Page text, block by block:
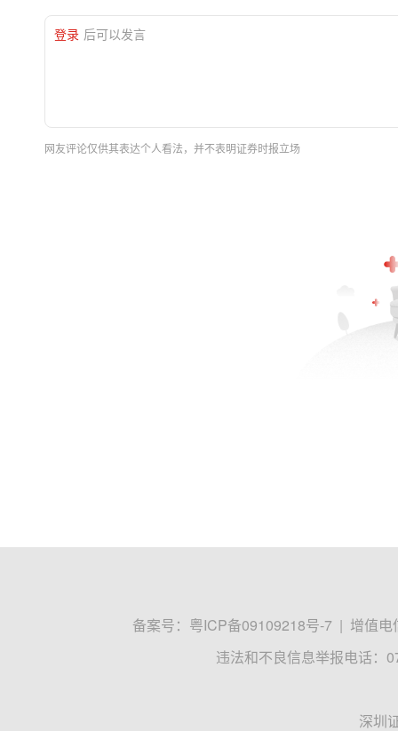
登录 后可以发言
网友评论仅供其表达个人看法，并不表明证券时报立场
备案号： 粤ICP备09109218号-7 | 增值电
违法和不良信息举报电话：
深圳